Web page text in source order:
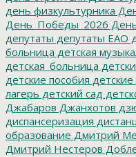
день физкультурника
День_Победы_2026
депутаты депутаты ЕАО
больница детская
детская_больница
детские пособия
лагерь детский сад
Джабаров Джанхотов
диспансеризация
образование Дмитрий
Дмитрий Нестеров